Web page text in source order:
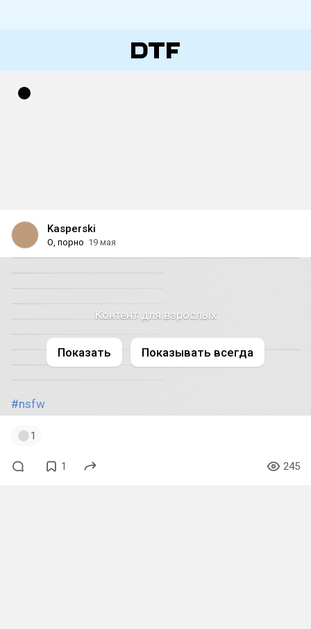
Kasperski
О, порно 19 мая
#nsfw
Контент для взрослых
Показать Показывать всегда
1
1 245